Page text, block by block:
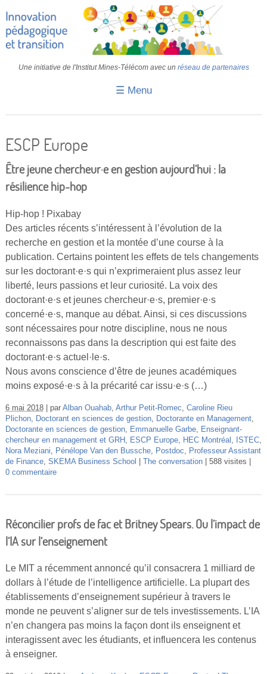
Une initiative de l'Institut Mines-Télécom avec un réseau de partenaires
☰ Menu
IMT
Colloques
Vidéos
S’inscrire
Se connecter
ESCP Europe
Être jeune chercheur·e en gestion aujourd’hui : la
résilience hip-hop
Hip-hop ! Pixabay
Des articles récents s’intéressent à l’évolution de la
recherche en gestion et la montée d’une course à la
publication. Certains pointent les effets de tels changements
sur les doctorant·e·s qui n’exprimeraient plus assez leur
liberté, leurs passions et leur curiosité. La voix des
doctorant·e·s et jeunes chercheur·e·s, premier·e·s
concerné·e·s, manque au débat. Ainsi, si ces discussions
sont nécessaires pour notre discipline, nous ne nous
reconnaissons pas dans la description qui est faite des
doctorant·e·s actuel·le·s.
Nous avons conscience d’être de jeunes académiques
moins exposé·e·s à la précarité car issu·e·s (…)
6 mai 2018 par Alban Ouahab, Arthur Petit-Romec
Caroline Rieu
Plichon, Doctorant en sciences de gestion, Doctorante en Management,
Doctorante en sciences de gestion, Emmanuelle Garbe,
Enseignant-
chercheur en management et GRH
ESCP Europe, HEC Montréal ISTEC,
Nora Meziani
Pénélope Van den Bussche, Postdoc
Professeur Assistant
de Finance, SKEMA Business School The conversation
588 visites
0 commentaire
Réconcilier profs de fac et Britney Spears. Ou l’impact de
l’IA sur l’enseignement
Le MIT a récemment annoncé qu’il consacrera 1 milliard de
dollars à l’étude de l’intelligence artificielle. La plupart des
établissements d’enseignement supérieur à travers le
monde ne peuvent s’aligner sur de tels investissements. L’IA
n’en changera pas moins la façon dont ils enseignent et
interagissent avec les étudiants, et influencera les contenus
à enseigner.